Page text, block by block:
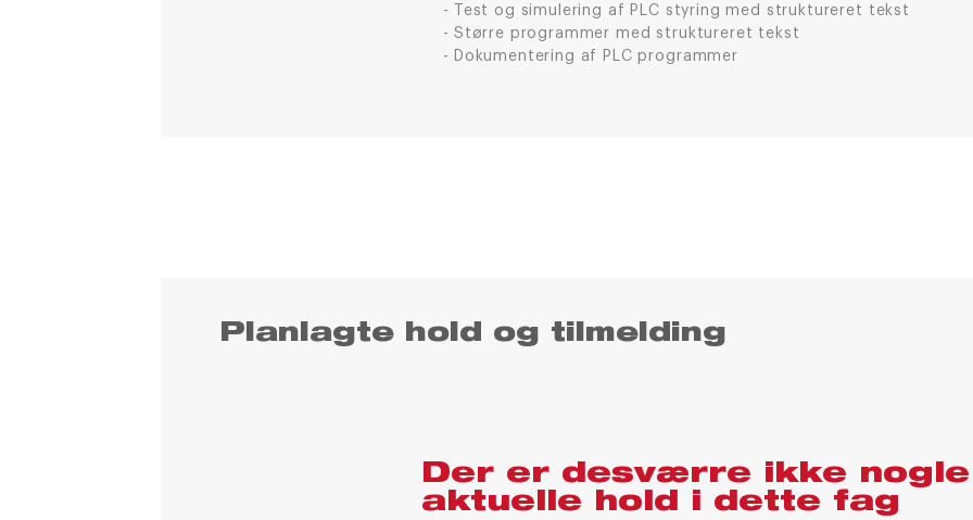
Test og simulering af PLC styring med struktureret tekst
Større programmer med struktureret tekst
Dokumentering af PLC programmer
Planlagte hold og tilmelding
Der er desværre ikke nogle
aktuelle hold i dette fag